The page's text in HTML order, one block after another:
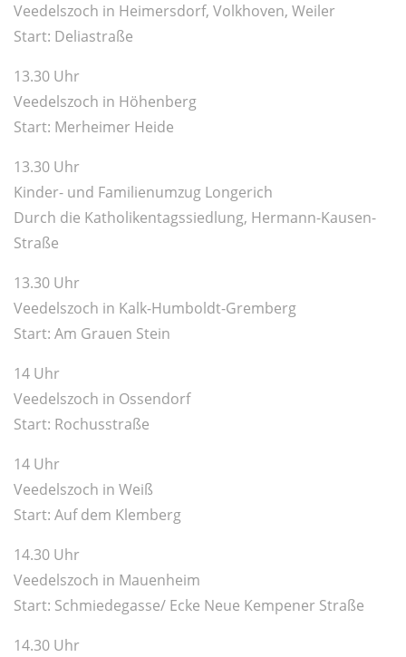
Veedelszoch in Heimersdorf, Volkhoven, Weiler
Start: Deliastraße
13.30 Uhr
Veedelszoch in Höhenberg
Start: Merheimer Heide
13.30 Uhr
Kinder- und Familienumzug Longerich
Durch die Katholikentagssiedlung, Hermann-Kausen-
Straße
13.30 Uhr
Veedelszoch in Kalk-Humboldt-Gremberg
Start: Am Grauen Stein
14 Uhr
Veedelszoch in Ossendorf
Start: Rochusstraße
14 Uhr
Veedelszoch in Weiß
Start: Auf dem Klemberg
14.30 Uhr
Veedelszoch in Mauenheim
Start: Schmiedegasse/ Ecke Neue Kempener Straße
14.30 Uhr